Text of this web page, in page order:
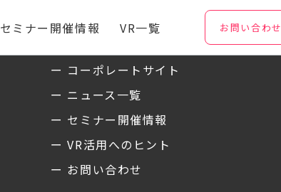
セミナー開催情報 VR一覧 お問い合わせ
私たちについて
ー コーポレートサイト
ー ニュース一覧
ー セミナー開催情報
ー VR活用へのヒント
ー お問い合わせ